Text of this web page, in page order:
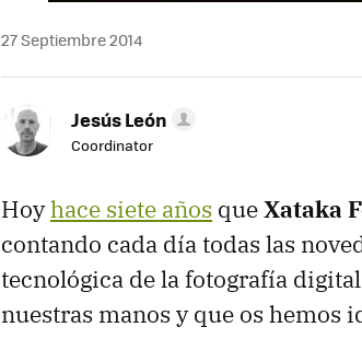
27 Septiembre 2014
Jesús León
Coordinator
Hoyhace siete años queXataka
contando cada día todas las
tecnológica de la fotografía
nuestras manos y que os hemos